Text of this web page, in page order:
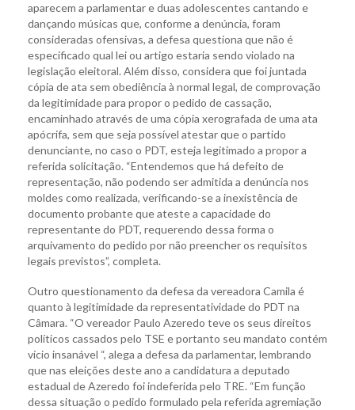
aparecem a parlamentar e duas adolescentes cantando e
dançando músicas que, conforme a denúncia, foram
consideradas ofensivas, a defesa questiona que não é
especificado qual lei ou artigo estaria sendo violado na
legislação eleitoral. Além disso, considera que foi juntada
cópia de ata sem obediência à normal legal, de comprovação
da legitimidade para propor o pedido de cassação,
encaminhado através de uma cópia xerografada de uma ata
apócrifa, sem que seja possível atestar que o partido
denunciante, no caso o PDT, esteja legitimado a propor a
referida solicitação. “Entendemos que há defeito de
representação, não podendo ser admitida a denúncia nos
moldes como realizada, verificando-se a inexistência de
documento probante que ateste a capacidade do
representante do PDT, requerendo dessa forma o
arquivamento do pedido por não preencher os requisitos
legais previstos”, completa.
Outro questionamento da defesa da vereadora Camila é
quanto à legitimidade da representatividade do PDT na
Câmara. “O vereador Paulo Azeredo teve os seus direitos
políticos cassados pelo TSE e portanto seu mandato contém
vício insanável “, alega a defesa da parlamentar, lembrando
que nas eleições deste ano a candidatura a deputado
estadual de Azeredo foi indeferida pelo TRE. “Em função
dessa situação o pedido formulado pela referida agremiação